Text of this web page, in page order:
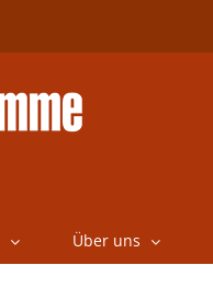
Über uns